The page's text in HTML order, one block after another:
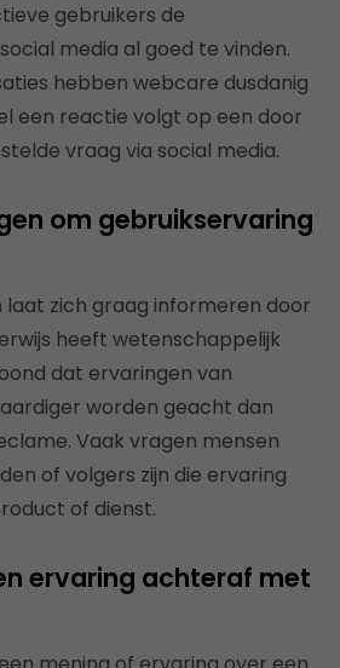
gebruikers de
media al goed te vinden.
hebben webcare dusdanig
een reactie volgt op een door
vraag via social media.
om gebruikservaring
laat zich graag informeren door
heeft wetenschappelijk
dat ervaringen van
worden geacht dan
Vaak vragen mensen
of volgers zijn die ervaring
of dienst.
ervaring achteraf met